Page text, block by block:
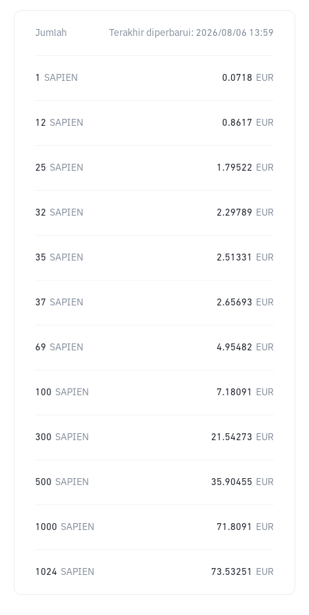
Jumlah Terakhir diperbarui: 2026/08/06 13:59
1 SAPIEN 0.0718 EUR
12 SAPIEN 0.8617 EUR
25 SAPIEN 1.79522 EUR
32 SAPIEN 2.29789 EUR
35 SAPIEN 2.51331 EUR
37 SAPIEN 2.65693 EUR
69 SAPIEN 4.95482 EUR
100 SAPIEN 7.18091 EUR
300 SAPIEN 21.54273 EUR
500 SAPIEN 35.90455 EUR
1000 SAPIEN 71.8091 EUR
1024 SAPIEN 73.53251 EUR